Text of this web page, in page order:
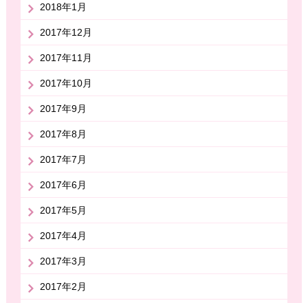
2018年1月
2017年12月
2017年11月
2017年10月
2017年9月
2017年8月
2017年7月
2017年6月
2017年5月
2017年4月
2017年3月
2017年2月